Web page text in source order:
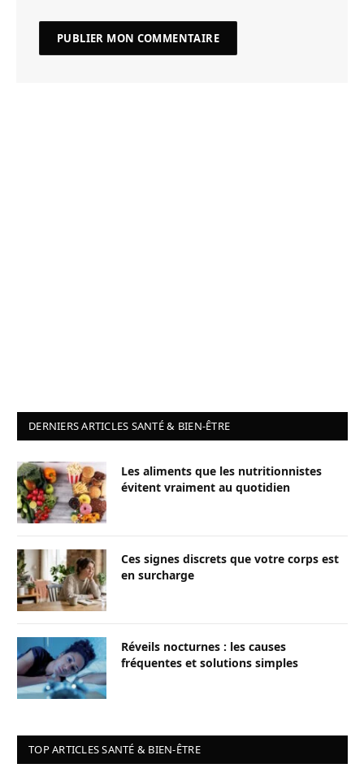
DERNIERS ARTICLES SANTÉ & BIEN-ÊTRE
Les aliments que les nutritionnistes
évitent vraiment au quotidien
Ces signes discrets que votre corps est
en surcharge
Réveils nocturnes : les causes
fréquentes et solutions simples
TOP ARTICLES SANTÉ & BIEN-ÊTRE